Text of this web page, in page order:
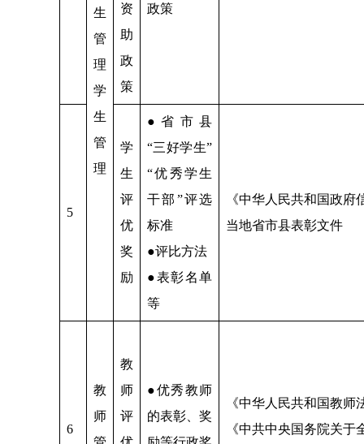
生
管
理
学
生
管
理
资
助
政
策
政策
5
学
生
评
优
奖
励
●省市县
“三好学生”
“优秀学生
干部”评选
标准
●评比方法
●表彰名单
等
《中华人民共和国政府
当地省市县表彰文件
6
教
师
教
师
评
●优秀教师
的表彰、奖
《中华人民共和国教师
《中共中央国务院关